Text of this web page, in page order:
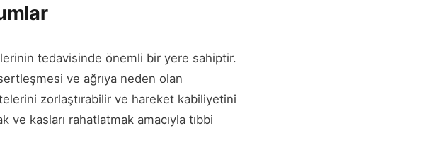
tedavisinde önemli bir yere sahiptir.
sertleşmesi ve ağrıya neden olan
zorlaştırabilir ve hareket kabiliyetini
ve kasları rahatlatmak amacıyla tıbbi